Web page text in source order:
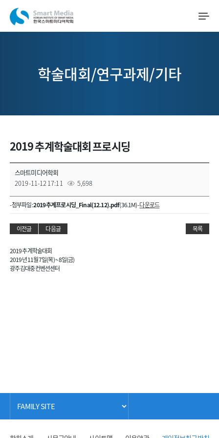
학술대회/연구과제/기타
2019 추계학술대회 프로시딩
스마트미디어학회
2019-11-12 17:11
5,698
- 첨부파일 :2019 추계프로시딩_Final(12.12).pdf(36.1M) -다운로드
이전글 다음글 목록
2019 추계학술대회
2019년 11월 7일(목) ~ 8일(금)
광주 김대중컨벤션센터